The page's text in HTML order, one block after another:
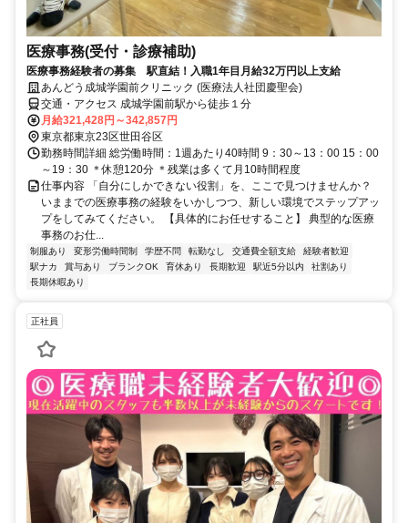
医療事務(受付・診療補助)
医療事務経験者の募集 駅直結！入職1年目月給32万円以上支給
あんどう成城学園前クリニック (医療法人社団慶聖会)
交通・アクセス 成城学園前駅から徒歩１分
月給321,428円～342,857円
東京都東京23区世田谷区
勤務時間詳細 総労働時間：1週あたり40時間 9：30～13：00 15：00
～19：30 ＊休憩120分 ＊残業は多くて月10時間程度
仕事内容 「自分にしかできない役割」を、ここで見つけませんか？
いままでの医療事務の経験をいかしつつ、新しい環境でステップアッ
プをしてみてください。 【具体的にお任せすること】 典型的な医療
事務のお仕...
制服あり 変形労働時間制 学歴不問 転勤なし 交通費全額支給
経験者歓迎
駅ナカ
賞与あり ブランクOK 育休あり 長期歓迎 駅近5分以内
社割あり
長期休暇あり
正社員